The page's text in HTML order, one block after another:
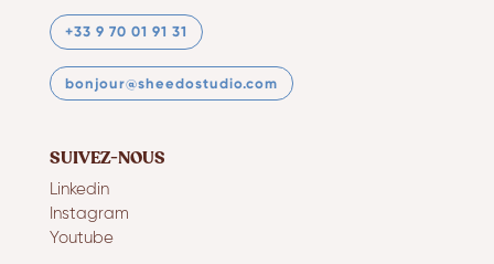
+33 9 70 01 91 31
bonjour@sheedostudio.com
SUIVEZ-NOUS
Linkedin
Instagram
Youtube